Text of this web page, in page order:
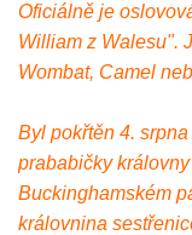
Oficiálně je
William z Walesu".
Wombat, Camel
Byl pokřtěn 4.
prababičky
Buckinghamském
královnina